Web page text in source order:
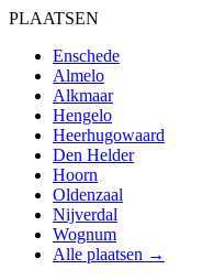
PLAATSEN
Enschede
Almelo
Alkmaar
Hengelo
Heerhugowaard
Den Helder
Hoorn
Oldenzaal
Nijverdal
Wognum
Alle plaatsen →